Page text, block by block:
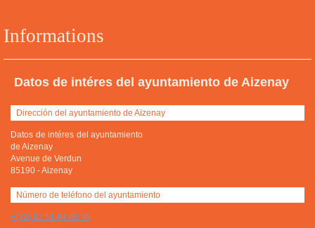
Informations
Datos de intéres del ayuntamiento de Aizenay
Dirección del ayuntamiento de Aizenay
Datos de intéres del ayuntamiento
de Aizenay
Avenue de Verdun
85190 -Aizenay
Número de teléfono del ayuntamiento
+(33) 02 51 94 60 46